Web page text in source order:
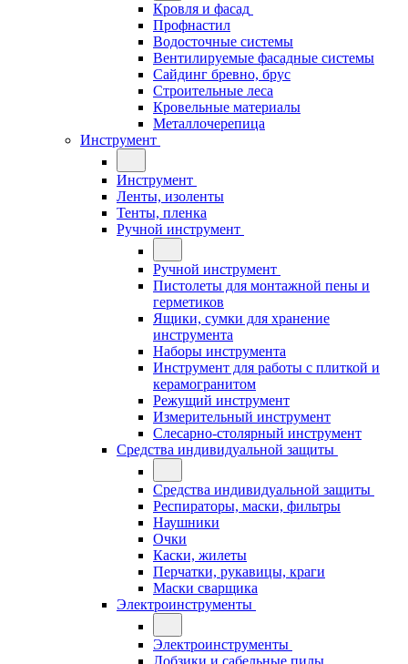
Кровля и фасад
Профнастил
Водосточные системы
Вентилируемые фасадные системы
Сайдинг бревно, брус
Строительные леса
Кровельные материалы
Металлочерепица
Инструмент
Инструмент
Ленты, изоленты
Тенты, пленка
Ручной инструмент
Ручной инструмент
Пистолеты для монтажной пены и
герметиков
Ящики, сумки для хранение
инструмента
Наборы инструмента
Инструмент для работы с плиткой и
керамогранитом
Режущий инструмент
Измерительный инструмент
Слесарно-столярный инструмент
Средства индивидуальной защиты
Средства индивидуальной защиты
Респираторы, маски, фильтры
Наушники
Очки
Каски, жилеты
Перчатки, рукавицы, краги
Маски сварщика
Электроинструменты
Электроинструменты
Лобзики и сабельные пилы